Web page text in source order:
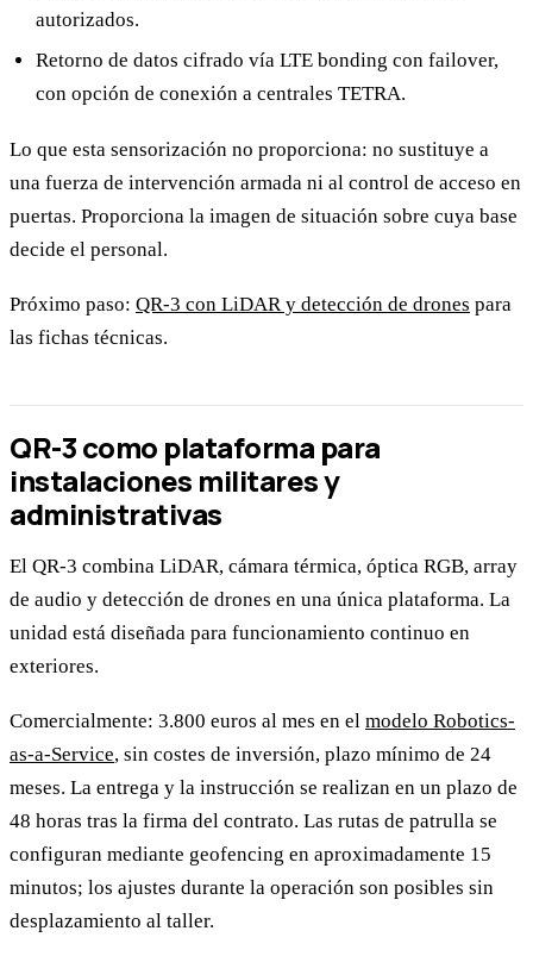
autorizados.
Retorno de datos cifrado vía LTE bonding con failover,
con opción de conexión a centrales TETRA.
Lo que esta sensorización no proporciona: no sustituye a
una fuerza de intervención armada ni al control de acceso en
puertas. Proporciona la imagen de situación sobre cuya base
decide el personal.
Próximo paso: QR-3 con LiDAR y detección de drones para
las fichas técnicas.
QR-3 como plataforma para
instalaciones militares y
administrativas
El QR-3 combina LiDAR, cámara térmica, óptica RGB, array
de audio y detección de drones en una única plataforma. La
unidad está diseñada para funcionamiento continuo en
exteriores.
Comercialmente: 3.800 euros al mes en el modelo Robotics-
as-a-Service, sin costes de inversión, plazo mínimo de 24
meses. La entrega y la instrucción se realizan en un plazo de
48 horas tras la firma del contrato. Las rutas de patrulla se
configuran mediante geofencing en aproximadamente 15
minutos; los ajustes durante la operación son posibles sin
desplazamiento al taller.